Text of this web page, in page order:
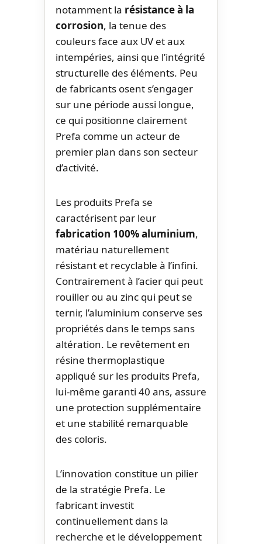
notamment la résistance à la
corrosion, la tenue des
couleurs face aux UV et aux
intempéries, ainsi que l’intégrité
structurelle des éléments. Peu
de fabricants osent s’engager
sur une période aussi longue,
ce qui positionne clairement
Prefa comme un acteur de
premier plan dans son secteur
d’activité.
Les produits Prefa se
caractérisent par leur
fabrication 100% aluminium,
matériau naturellement
résistant et recyclable à l’infini.
Contrairement à l’acier qui peut
rouiller ou au zinc qui peut se
ternir, l’aluminium conserve ses
propriétés dans le temps sans
altération. Le revêtement en
résine thermoplastique
appliqué sur les produits Prefa,
lui-même garanti 40 ans, assure
une protection supplémentaire
et une stabilité remarquable
des coloris.
L’innovation constitue un pilier
de la stratégie Prefa. Le
fabricant investit
continuellement dans la
recherche et le développement